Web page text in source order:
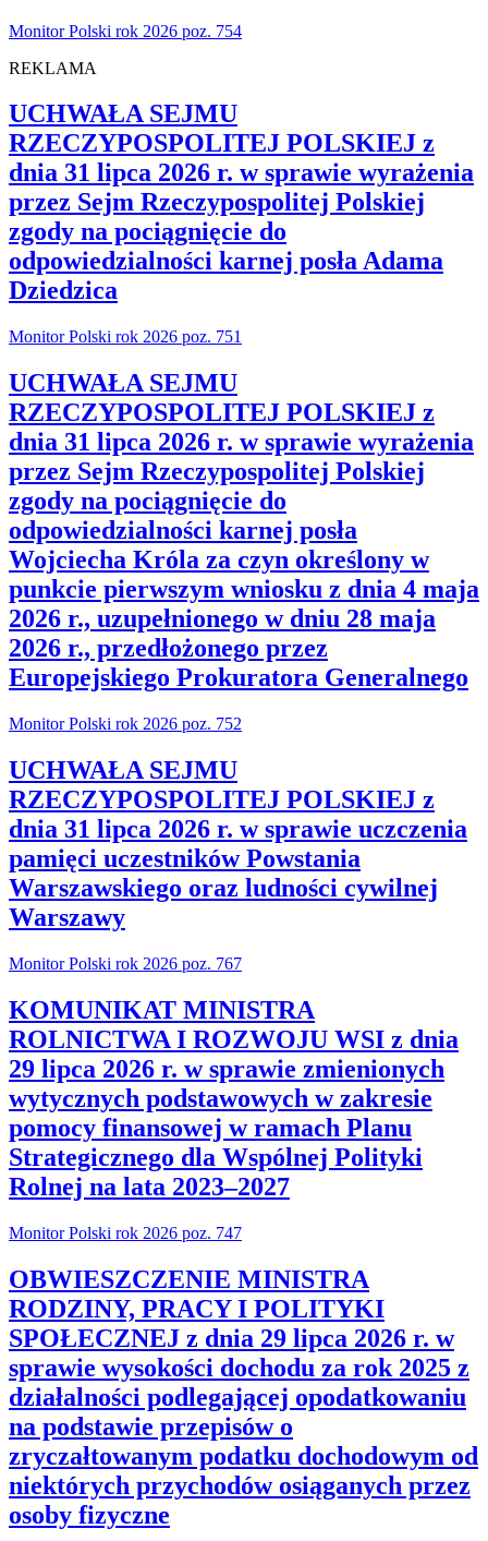
Monitor Polski rok 2026 poz. 754
REKLAMA
UCHWAŁA SEJMU
RZECZYPOSPOLITEJ POLSKIEJ z
dnia 31 lipca 2026 r. w sprawie wyrażenia
przez Sejm Rzeczypospolitej Polskiej
zgody na pociągnięcie do
odpowiedzialności karnej posła Adama
Dziedzica
Monitor Polski rok 2026 poz. 751
UCHWAŁA SEJMU
RZECZYPOSPOLITEJ POLSKIEJ z
dnia 31 lipca 2026 r. w sprawie wyrażenia
przez Sejm Rzeczypospolitej Polskiej
zgody na pociągnięcie do
odpowiedzialności karnej posła
Wojciecha Króla za czyn określony w
punkcie pierwszym wniosku z dnia 4 maja
2026 r., uzupełnionego w dniu 28 maja
2026 r., przedłożonego przez
Europejskiego Prokuratora Generalnego
Monitor Polski rok 2026 poz. 752
UCHWAŁA SEJMU
RZECZYPOSPOLITEJ POLSKIEJ z
dnia 31 lipca 2026 r. w sprawie uczczenia
pamięci uczestników Powstania
Warszawskiego oraz ludności cywilnej
Warszawy
Monitor Polski rok 2026 poz. 767
KOMUNIKAT MINISTRA
ROLNICTWA I ROZWOJU WSI z dnia
29 lipca 2026 r. w sprawie zmienionych
wytycznych podstawowych w zakresie
pomocy finansowej w ramach Planu
Strategicznego dla Wspólnej Polityki
Rolnej na lata 2023–2027
Monitor Polski rok 2026 poz. 747
OBWIESZCZENIE MINISTRA
RODZINY, PRACY I POLITYKI
SPOŁECZNEJ z dnia 29 lipca 2026 r. w
sprawie wysokości dochodu za rok 2025 z
działalności podlegającej opodatkowaniu
na podstawie przepisów o
zryczałtowanym podatku dochodowym od
niektórych przychodów osiąganych przez
osoby fizyczne